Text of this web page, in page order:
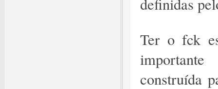
definidas
Ter o fck
construída